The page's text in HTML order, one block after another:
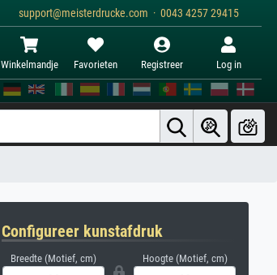
support@meisterdrucke.com · 0043 4257 29415
Winkelmandje Favorieten Registreer Log in
Configureer kunstafdruk
Breedte (Motief, cm) Hoogte (Motief, cm)